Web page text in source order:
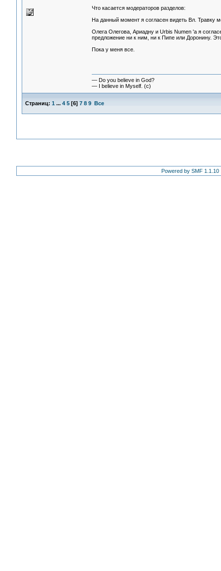
Что касается модераторов разделов:
На данный момент я согласен видеть Вл. Травку
Олега Олегова, Ариадну и Urbis Numen 'а я
предложение ни к ним, ни к Пипе или Доронину.
Пока у меня все.
— Do you believe in God?
— I believe in Myself. (c)
Страниц: 1 ... 4 5[6] 7 8 9 Все
Powered by SMF 1.1.10